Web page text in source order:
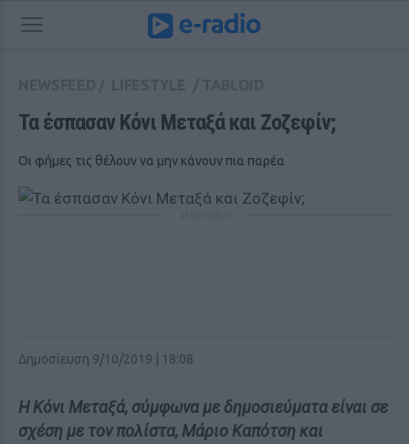
Τα έσπασαν Κόνι Μεταξά και Ζοζεφίν;
Οι φήμες τις θέλουν να μην κάνουν πια παρέα
Δημοσίευση 9/10/2019 | 18:08
H Κόνι Μεταξά, σύμφωνα με δημοσιεύματα είναι σε
σχέση με τον πολίστα, Μάριο Καπότση και